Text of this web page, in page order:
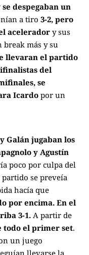
despegaban un
a tiro 3-2, pero
acelerador y sus
más y su
llevaran el partido
del
se
Icardo por un
Galán jugaban los
y Agustín
poco por culpa del
se preveía
hacía que
por encima. En el
3-1. A partir de
todo el primer set.
un juego
llevarse la